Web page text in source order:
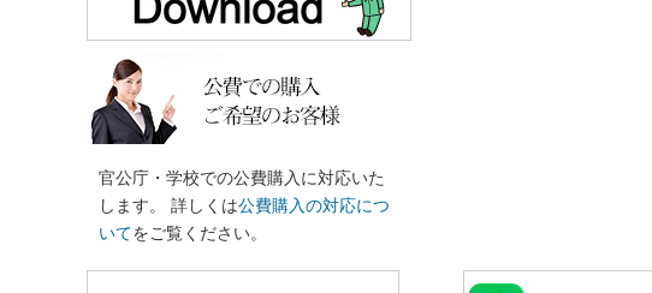
官公庁・学校での公費購入に対応いた
します。 詳しくは公費購入の対応につ
いてをご覧ください。